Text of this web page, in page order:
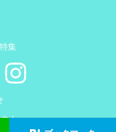
特集
ト